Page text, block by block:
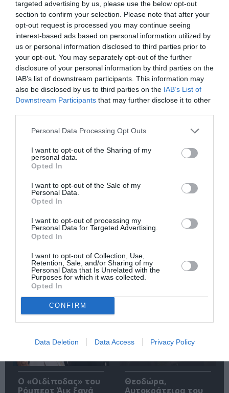
targeted advertising by us, please use the below opt-out
section to confirm your selection. Please note that after your
opt-out request is processed you may continue seeing
interest-based ads based on personal information utilized by
us or personal information disclosed to third parties prior to
your opt-out. You may separately opt-out of the further
disclosure of your personal information by third parties on the
IAB’s list of downstream participants. This information may
also be disclosed by us to third parties on the IAB’s List of
Downstream Participants that may further disclose it to other
Personal Data Processing Opt Outs
I want to opt-out of the Sharing of my
personal data.
Opted In
I want to opt-out of the Sale of my
Personal Data.
Opted In
I want to opt-out of processing my
Personal Data for Targeted Advertising.
Opted In
I want to opt-out of Collection, Use,
Retention, Sale, and/or Sharing of my
Personal Data that Is Unrelated with the
Purposes for which it was collected.
Opted In
CONFIRM
Data Deletion Data Access Privacy Policy
Ο Γούντι Χάρελσον
θα τιμηθεί με το
βραβείο «Καρδιά
του Σαράγεβο» στο
32ο Φεστιβάλ
Ο παραχαράκτης:
Μια ταινία δράσης
βασισμένη σε
αληθινή ιστορία
CineFIX #ΗΕΑΤ στην
ταράτσα του ΕΜΣΤ:
εντυπωσιακές
θερινές προβολές
επιστρέφουν
Αγωγή εταιρείας
ακυκλοφόρητης
ταινίας με τον
Δημοφιλή Άρθρα
O «Οιδίποδας» του
Ρόμπερτ Άικ ξανά
Θεοδώρα,
Αυτοκράτειρα του